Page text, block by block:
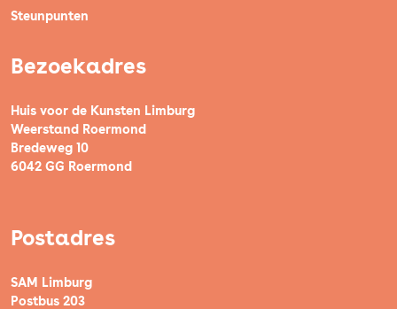
Steunpunten
Bezoekadres
Huis voor de Kunsten Limburg
Weerstand Roermond
Bredeweg 10
6042 GG Roermond
Postadres
SAM Limburg
Postbus 203